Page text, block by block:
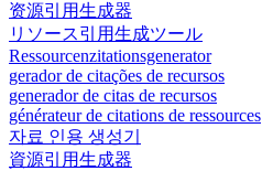
资源引用生成器
リソース引用生成ツール
Ressourcenzitationsgenerator
gerador de citações de recursos
generador de citas de recursos
générateur de citations de ressources
자료 인용 생성기
資源引用生成器